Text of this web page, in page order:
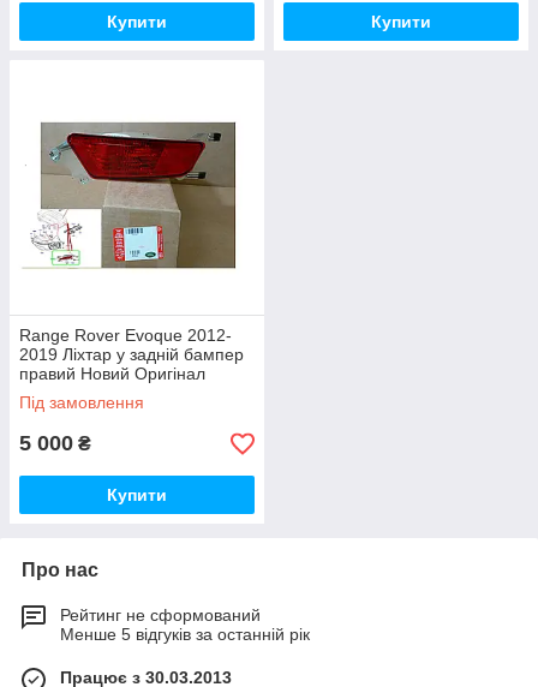
Купити Купити
Range Rover Evoque 2012-
2019 Ліхтар у задній бампер
правий Новий Оригінал
Під замовлення
5 000 ₴
Купити
Про нас
Рейтинг не сформований
Менше 5 відгуків за останній рік
Працює з 30.03.2013